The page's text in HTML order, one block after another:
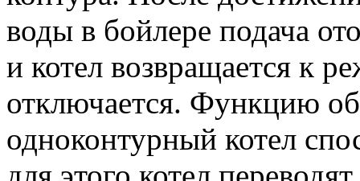
воды в бойлере подача
и котел возвращается к
отключается. Функцию
одноконтурный котел